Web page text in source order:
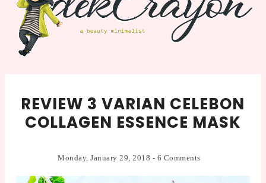
REVIEW 3 VARIAN CELEBON
COLLAGEN ESSENCE MASK
Monday, January 29, 2018 - 6 Comments